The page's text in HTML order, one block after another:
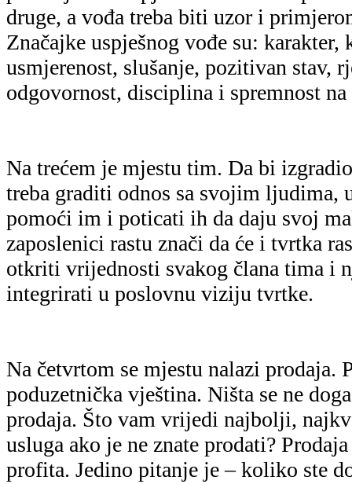
druge, a vođa treba biti uzor i
Značajke uspješnog vođe su: karakter,
usmjerenost, slušanje, pozitivan stav,
odgovornost, disciplina i spremnost na
Na trećem je mjestu tim. Da bi
treba graditi odnos sa svojim ljudima,
pomoći im i poticati ih da daju svoj
zaposlenici rastu znači da će i tvrtka
otkriti vrijednosti svakog člana tima i
integrirati u poslovnu viziju tvrtke.
Na četvrtom se mjestu nalazi prodaja.
poduzetnička vještina. Ništa se ne
prodaja. Što vam vrijedi najbolji,
usluga ako je ne znate prodati?
profita. Jedino pitanje je – koliko ste